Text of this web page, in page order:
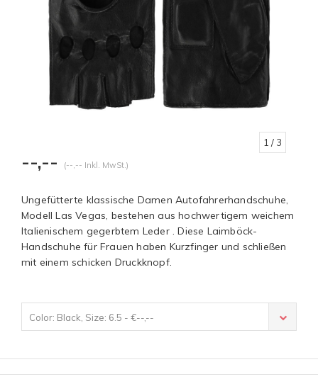
1 / 3
--,-- (--,-- Inkl. MwSt.)
Ungefütterte klassische Damen Autofahrerhandschuhe,
Modell Las Vegas, bestehen aus hochwertigem weichem
Italienischem gegerbtem Leder . Diese Laimböck-
Handschuhe für Frauen haben Kurzfinger und schließen
mit einem schicken Druckknopf.
Color: Black, Size: 6.5 - €--,--